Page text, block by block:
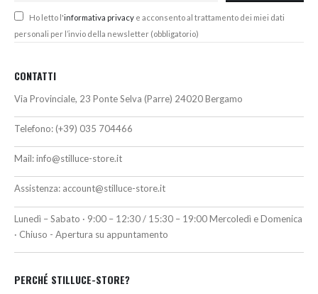
Ho letto l'informativa privacy e acconsento al trattamento dei miei dati
personali per l’invio della newsletter (obbligatorio)
CONTATTI
Via Provinciale, 23 Ponte Selva (Parre) 24020 Bergamo
Telefono: (+39) 035 704466
Mail:info@stilluce-store.it
Assistenza: account@stilluce-store.it
Lunedì – Sabato · 9:00 – 12:30 / 15:30 – 19:00 Mercoledì e Domenica
· Chiuso - Apertura su appuntamento
PERCHÉ STILLUCE-STORE?